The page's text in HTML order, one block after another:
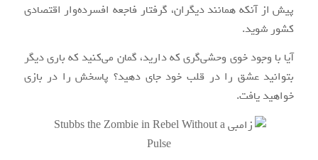
پیش از آنکه همانند دیگران، گرفتار فاجعه افسرده‌وار اقتصادی
کشور شوید.
آیا با وجود خوی وحشی‌گری که دارید، گمان می‌کنید که باری دیگر
بتوانید عشق را در قلب خود جای دهید؟ پاسخش را در بازی
خواهید یافت.